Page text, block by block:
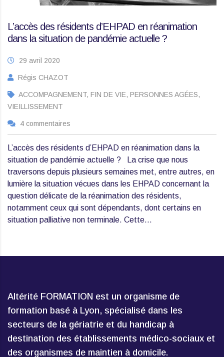
L’accès des résidents d’EHPAD en réanimation
dans la situation de pandémie actuelle ?
29 avril 2020
Régis CHAZOT
ACCOMPAGNEMENT, FIN DE VIE, PERSONNES AGÉES,
VIEILLISSEMENT
4 commentaires
L’accès des résidents d’EHPAD en réanimation dans la
situation de pandémie actuelle ? La crise que nous
traversons depuis plusieurs semaines met, entre autres, en
lumière la situation vécues dans les EHPAD concernant la
question délicate de la réanimation des résidents,
notamment ceux qui sont dépendants, dont certains en
situation palliative non terminale. Cette…
Altérité FORMATION est un organisme de
formation basé à Lyon, spécialisé dans les
secteurs de la gériatrie et du handicap à
destination des établissements médico-sociaux et
des organismes de maintien à domicile.